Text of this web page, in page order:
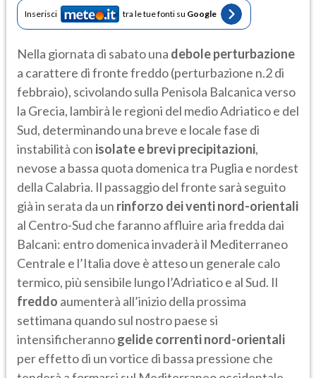
Inserisci tra le tue fonti su Google
Nella giornata di sabato una debole perturbazione
a carattere di fronte freddo (perturbazione n.2 di
febbraio), scivolando sulla Penisola Balcanica verso
la Grecia, lambirà le regioni del medio Adriatico e del
Sud, determinando una breve e locale fase di
instabilità con isolate e brevi precipitazioni,
nevose a bassa quota domenica tra Puglia e nordest
della Calabria. Il passaggio del fronte sarà seguito
già in serata da un rinforzo dei venti nord-orientali
al Centro-Sud che faranno affluire aria fredda dai
Balcani: entro domenica invaderà il Mediterraneo
Centrale e l’Italia dove è atteso un generale calo
termico, più sensibile lungo l’Adriatico e al Sud. Il
freddo aumenterà all’inizio della prossima
settimana quando sul nostro paese si
intensificherannogelide correnti nord-orientali
per effetto di un vortice di bassa pressione che